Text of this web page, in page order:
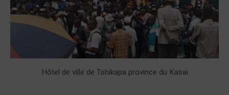
Hôtel de ville de Tshikapa province du Kasai